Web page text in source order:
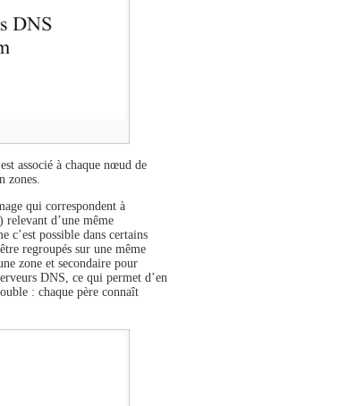
associé à chaque nœud de
zones.
qui correspondent à
relevant d’une même
c’est possible dans certains
regroupés sur une même
zone et secondaire pour
DNS, ce qui permet d’en
: chaque père connaît